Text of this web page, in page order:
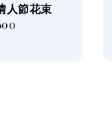
人節花束